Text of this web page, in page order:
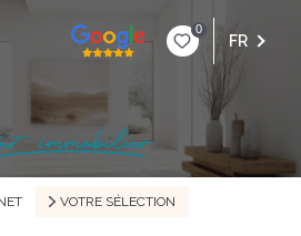
0
FR
VOTRE SÉLECTION